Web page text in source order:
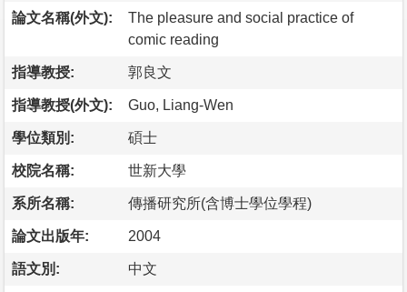
論文名稱(外文):
The pleasure and social practice of
comic reading
指導教授: 郭良文
指導教授(外文): Guo, Liang-Wen
學位類別: 碩士
校院名稱: 世新大學
系所名稱: 傳播研究所(含博士學位學程)
論文出版年: 2004
語文別: 中文